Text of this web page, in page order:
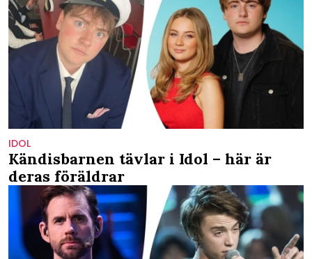
IDOL
Kändisbarnen tävlar i Idol – här är
deras föräldrar